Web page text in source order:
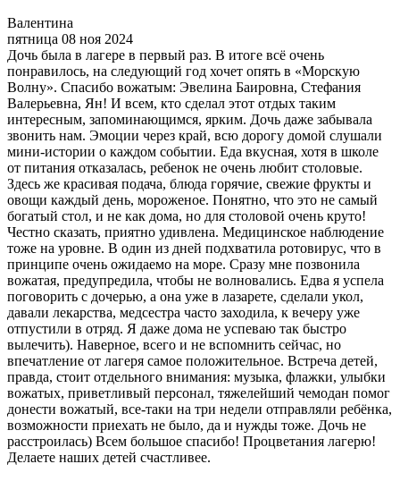
Валентина
пятница 08 ноя 2024
Дочь была в лагере в первый раз. В итоге всё очень
понравилось, на следующий год хочет опять в «Морскую
Волну». Спасибо вожатым: Эвелина Баировна, Стефания
Валерьевна, Ян! И всем, кто сделал этот отдых таким
интересным, запоминающимся, ярким. Дочь даже забывала
звонить нам. Эмоции через край, всю дорогу домой слушали
мини-истории о каждом событии. Еда вкусная, хотя в школе
от питания отказалась, ребенок не очень любит столовые.
Здесь же красивая подача, блюда горячие, свежие фрукты и
овощи каждый день, мороженое. Понятно, что это не самый
богатый стол, и не как дома, но для столовой очень круто!
Честно сказать, приятно удивлена. Медицинское наблюдение
тоже на уровне. В один из дней подхватила ротовирус, что в
принципе очень ожидаемо на море. Сразу мне позвонила
вожатая, предупредила, чтобы не волновались. Едва я успела
поговорить с дочерью, а она уже в лазарете, сделали укол,
давали лекарства, медсестра часто заходила, к вечеру уже
отпустили в отряд. Я даже дома не успеваю так быстро
вылечить). Наверное, всего и не вспомнить сейчас, но
впечатление от лагеря самое положительное. Встреча детей,
правда, стоит отдельного внимания: музыка, флажки, улыбки
вожатых, приветливый персонал, тяжелейший чемодан помог
донести вожатый, все-таки на три недели отправляли ребёнка,
возможности приехать не было, да и нужды тоже. Дочь не
расстроилась) Всем большое спасибо! Процветания лагерю!
Делаете наших детей счастливее.